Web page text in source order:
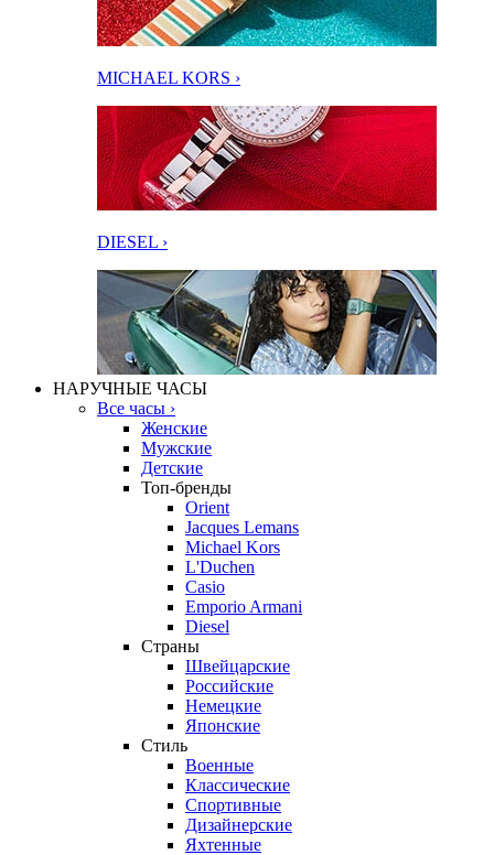
MICHAEL KORS ›
DIESEL ›
НАРУЧНЫЕ ЧАСЫ
Все часы ›
Женские
Мужские
Детские
Топ-бренды
Orient
Jacques Lemans
Michael Kors
L'Duchen
Casio
Emporio Armani
Diesel
Страны
Швейцарские
Российские
Немецкие
Японские
Стиль
Военные
Классические
Спортивные
Дизайнерские
Яхтенные